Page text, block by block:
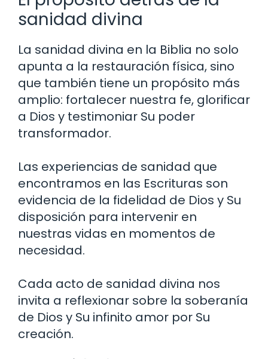
sanidad divina
La sanidad divina en la Biblia no solo
apunta a la restauración física, sino
que también tiene un propósito más
amplio: fortalecer nuestra fe, glorificar
a Dios y testimoniar Su poder
transformador.
Las experiencias de sanidad que
encontramos en las Escrituras son
evidencia de la fidelidad de Dios y Su
disposición para intervenir en
nuestras vidas en momentos de
necesidad.
Cada acto de sanidad divina nos
invita a reflexionar sobre la soberanía
de Dios y Su infinito amor por Su
creación.